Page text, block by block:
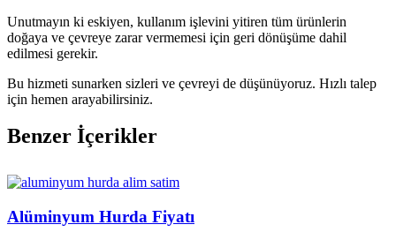
Unutmayın ki eskiyen, kullanım işlevini yitiren tüm ürünlerin
doğaya ve çevreye zarar vermemesi için geri dönüşüme dahil
edilmesi gerekir.
Bu hizmeti sunarken sizleri ve çevreyi de düşünüyoruz. Hızlı talep
için hemen arayabilirsiniz.
Benzer İçerikler
Alüminyum Hurda Fiyatı